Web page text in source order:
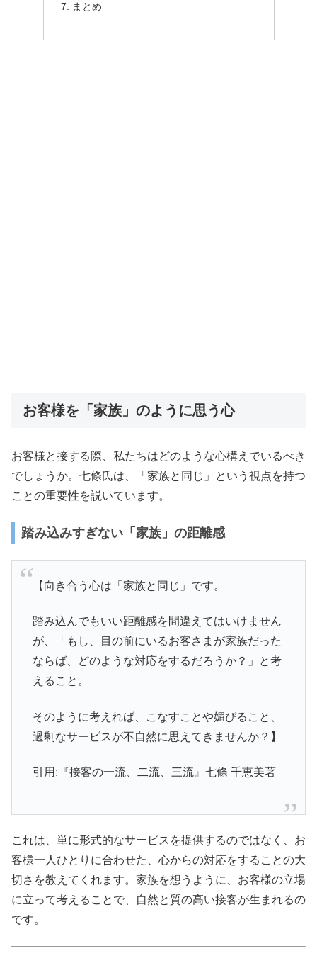
まとめ
お客様を「家族」のように思う心
お客様と接する際、私たちはどのような心構えでいるべき
でしょうか。七條氏は、「家族と同じ」という視点を持つ
ことの重要性を説いています。
踏み込みすぎない「家族」の距離感
【向き合う心は「家族と同じ」です。
踏み込んでもいい距離感を間違えてはいけません
が、「もし、目の前にいるお客さまが家族だった
ならば、どのような対応をするだろうか？」と考
えること。
そのように考えれば、こなすことや媚びること、
過剰なサービスが不自然に思えてきませんか？】
引用:『接客の一流、二流、三流』七條 千恵美著
これは、単に形式的なサービスを提供するのではなく、お
客様一人ひとりに合わせた、心からの対応をすることの大
切さを教えてくれます。家族を想うように、お客様の立場
に立って考えることで、自然と質の高い接客が生まれるの
です。